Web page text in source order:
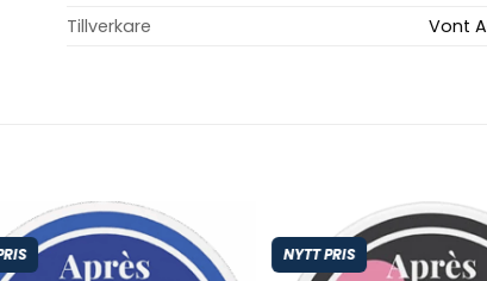
Tillverkare
Vont
NYTT PRIS